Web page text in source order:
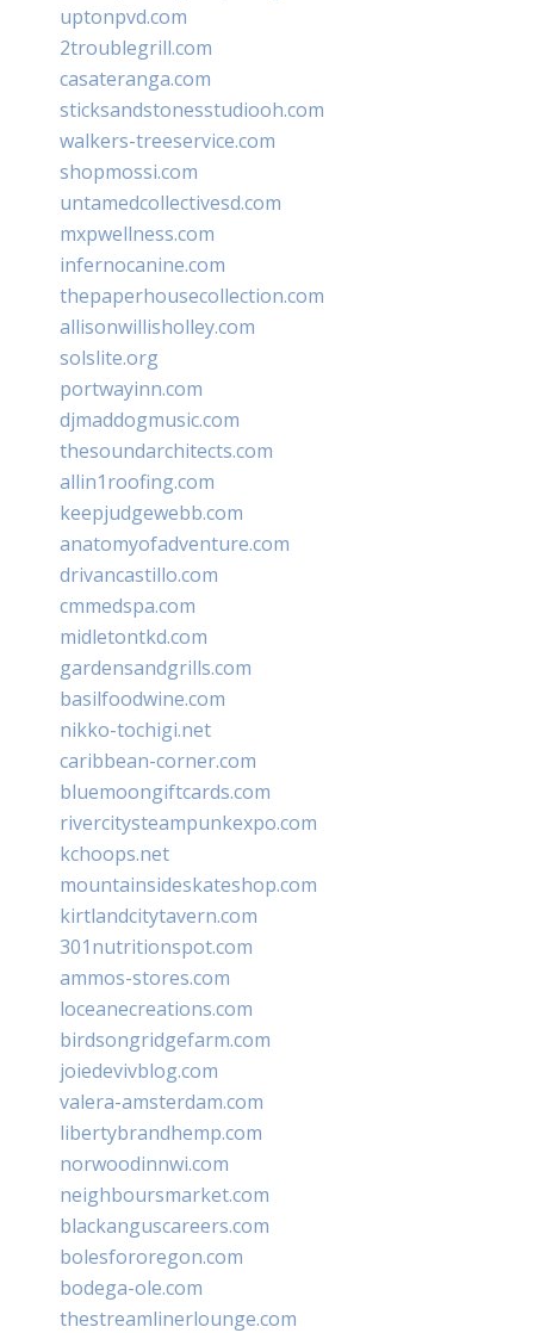
uptonpvd.com
2troublegrill.com
casateranga.com
sticksandstonesstudiooh.com
walkers-treeservice.com
shopmossi.com
untamedcollectivesd.com
mxpwellness.com
infernocanine.com
thepaperhousecollection.com
allisonwillisholley.com
solslite.org
portwayinn.com
djmaddogmusic.com
thesoundarchitects.com
allin1roofing.com
keepjudgewebb.com
anatomyofadventure.com
drivancastillo.com
cmmedspa.com
midletontkd.com
gardensandgrills.com
basilfoodwine.com
nikko-tochigi.net
caribbean-corner.com
bluemoongiftcards.com
rivercitysteampunkexpo.com
kchoops.net
mountainsideskateshop.com
kirtlandcitytavern.com
301nutritionspot.com
ammos-stores.com
loceanecreations.com
birdsongridgefarm.com
joiedevivblog.com
valera-amsterdam.com
libertybrandhemp.com
norwoodinnwi.com
neighboursmarket.com
blackanguscareers.com
bolesfororegon.com
bodega-ole.com
thestreamlinerlounge.com